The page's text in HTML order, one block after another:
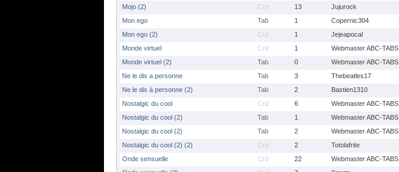
Mojo (2)
Crd 13
Jujurock
Mon ego
Tab 1
Copernic304
Mon ego (2)
Crd 1
Jejeapocal
Monde virtuel
Crd 1
Webmaster ABC-TABS
Monde virtuel (2)
Tab 0
Webmaster ABC-TABS
Ne le dis a personne
Tab 3
Thebeatles17
Ne le dis à personne (2)
Tab 2
Bastien1310
Nostalgic du cool
Crd 6
Webmaster ABC-TABS
Nostalgic du cool (2)
Tab 1
Webmaster ABC-TABS
Nostalgic du cool (2)
Tab 2
Webmaster ABC-TABS
Nostalgic du cool (2) (2)
Crd 2
Totolafrite
Onde sensuelle
Crd 22
Webmaster ABC-TABS